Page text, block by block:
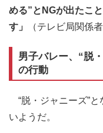
める”とNGが出たこ
す」
（テレビ局関係
男子バレー、“脱
の行動
“脱・ジャニーズ”と
いようだ。